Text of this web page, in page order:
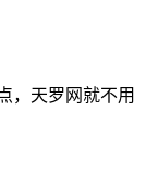
，天罗网就不用